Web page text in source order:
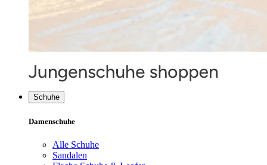
Schuhe
Damenschuhe
Alle Schuhe
Sandalen